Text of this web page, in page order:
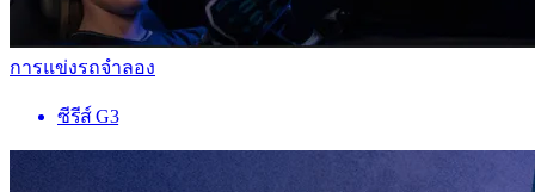
การแข่งรถจำลอง
ซีรีส์ G3